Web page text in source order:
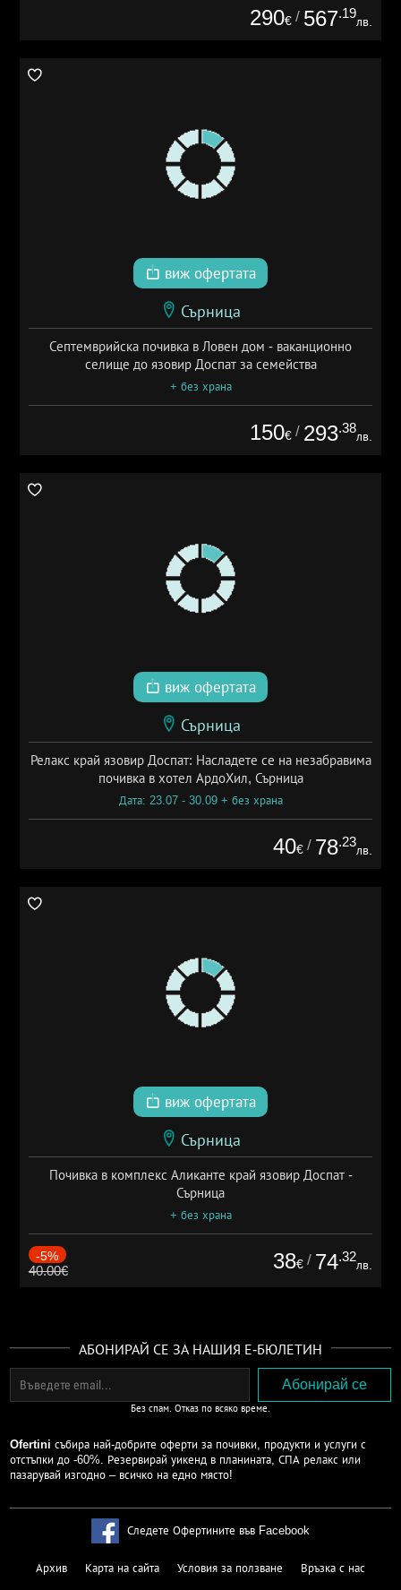
290€ / 567.19
лв.
виж офертата
Сърница
Септемврийска почивка в Ловен дом - ваканционно
селище до язовир Доспат за семейства
+ без храна
150€ / 293.38
лв.
виж офертата
Сърница
Релакс край язовир Доспат: Насладете се на незабравима
почивка в хотел АрдоХил, Сърница
Дата: 23.07 - 30.09 + без храна
40€ / 78.23
лв.
виж офертата
Сърница
Почивка в комплекс Аликанте край язовир Доспат -
Сърница
+ без храна
-5%
40.00€ 38€ / 74.32
лв.
АБОНИРАЙ СЕ ЗА НАШИЯ Е-БЮЛЕТИН
Без спам. Отказ по всяко време.
Ofertini събира най-добрите оферти за почивки, продукти и услуги с
отстъпки до -60%. Резервирай уикенд в планината, СПА релакс или
пазарувай изгодно – всичко на едно място!
Следете Офертините във Facebook
Архив Карта на сайта Условия за ползване Връзка с нас